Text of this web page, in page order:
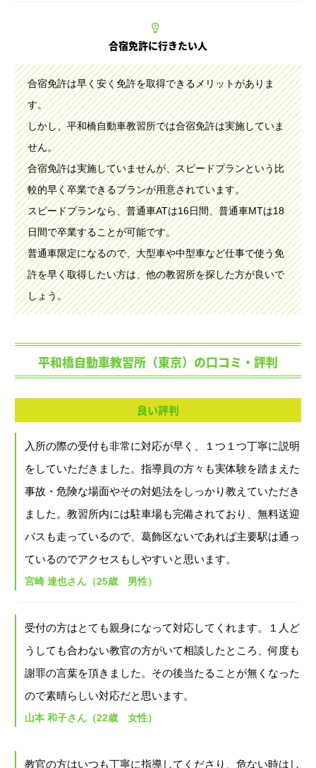
合宿免許に行きたい人
合宿免許は早く安く免許を取得できるメリットがありま
す。
しかし、平和橋自動車教習所では合宿免許は実施していま
せん。
合宿免許は実施していませんが、スピードプランという比
較的早く卒業できるプランが用意されています。
スピードプランなら、普通車ATは16日間、普通車MTは18
日間で卒業することが可能です。
普通車限定になるので、大型車や中型車など仕事で使う免
許を早く取得したい方は、他の教習所を探した方が良いで
しょう。
平和橋自動車教習所（東京）の口コミ・評判
良い評判
入所の際の受付も非常に対応が早く、１つ１つ丁寧に説明
をしていただきました。指導員の方々も実体験を踏まえた
事故・危険な場面やその対処法をしっかり教えていただき
ました。教習所内には駐車場も完備されており、無料送迎
バスも走っているので、葛飾区ないであれば主要駅は通っ
ているのでアクセスもしやすいと思います。
宮崎 達也さん（25歳 男性）
受付の方はとても親身になって対応してくれます。１人ど
うしても合わない教官の方がいて相談したところ、何度も
謝罪の言葉を頂きました。その後当たることが無くなった
ので素晴らしい対応だと思います。
山本 和子さん（22歳 女性）
教官の方はいつも丁寧に指導してくださり、危ない時はし